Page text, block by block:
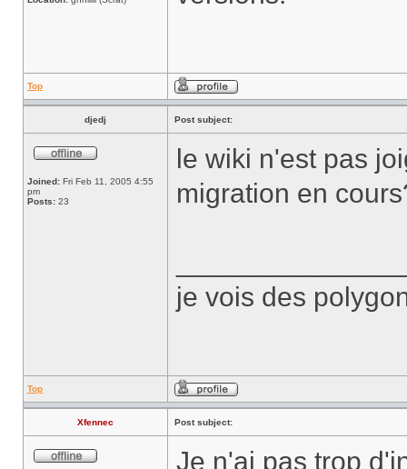
Top
djedj Post subject:
Joined: Fri Feb 11, 2005 4:55
pm
Posts: 23
le wiki n'est pas
migration en
je vois des
Top
Xfennec Post subject:
Je n'ai pas trop